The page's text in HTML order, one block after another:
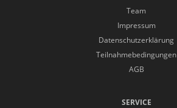
Team
Impressum
Datenschutzerklärung
Teilnahmebedingungen
AGB
SERVICE